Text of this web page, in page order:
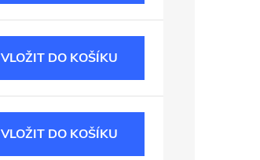
VLOŽIT DO KOŠÍKU
VLOŽIT DO KOŠÍKU